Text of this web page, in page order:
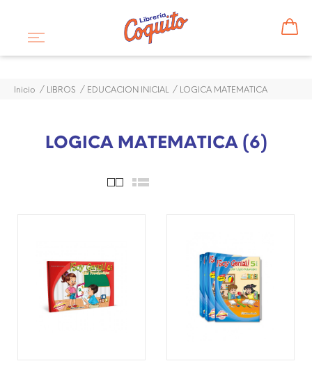
Inicio LIBROS EDUCACION INICIAL LOGICA MATEMATICA
LOGICA MATEMATICA (6)